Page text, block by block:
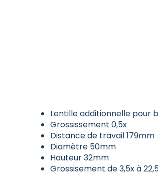
Lentille additionnelle pour
Grossissement 0,5x
Distance de travail 179mm
Diamètre 50mm
Hauteur 32mm
Grossisement de 3,5x à